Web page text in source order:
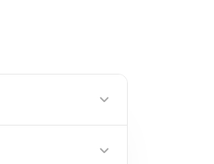
Protein,